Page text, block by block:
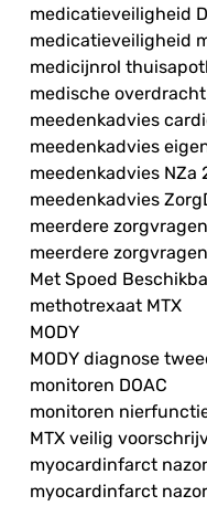
medicatieveiligheid
medicatieveiligheid
medicijnrol
medische
meedenkadvies
meedenkadvies
meedenkadvies NZa
meedenkadvies
meerdere zorgvragen
meerdere
Met Spoed
methotrexaat MTX
MODY
MODY diagnose
monitoren DOAC
monitoren
MTX veilig
myocardinfarct
myocardinfarct